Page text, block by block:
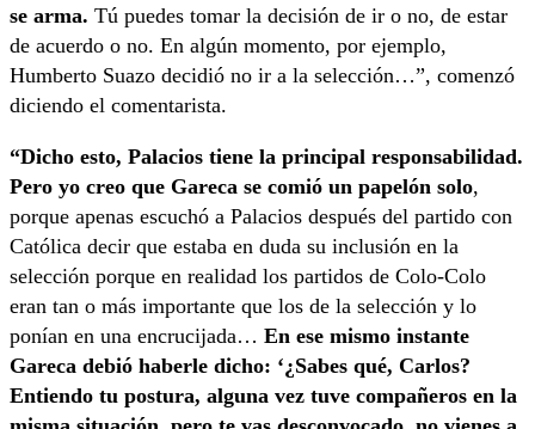
se arma. Tú puedes tomar la decisión de ir o no, de estar
de acuerdo o no. En algún momento, por ejemplo,
Humberto Suazo decidió no ir a la selección…”, comenzó
diciendo el comentarista.
“Dicho esto, Palacios tiene la principal responsabilidad.
Pero yo creo que Gareca se comió un papelón solo,
porque apenas escuchó a Palacios después del partido con
Católica decir que estaba en duda su inclusión en la
selección porque en realidad los partidos de Colo-Colo
eran tan o más importante que los de la selección y lo
ponían en una encrucijada… En ese mismo instante
Gareca debió haberle dicho: ‘¿Sabes qué, Carlos?
Entiendo tu postura, alguna vez tuve compañeros en la